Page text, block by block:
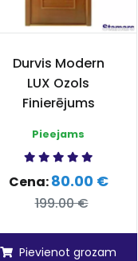
Durvis Modern
LUX Ozols
Finierējums
Pieejams
Cena:80.00 €
199.00 €
Pievienot grozam